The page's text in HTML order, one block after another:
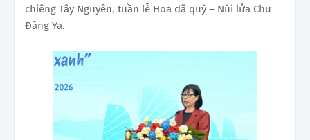
chiêng Tây Nguyên, tuần lễ Hoa dã quỳ – Núi lửa Chư
Đăng Ya.